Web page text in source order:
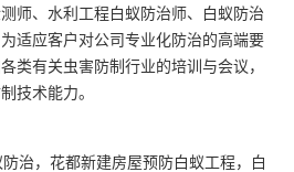
师、水利工程白蚁防治师、白蚁防治
适应客户对公司专业化防治的高端要
类有关虫害防制行业的培训与会议，
技术能力。
治，花都新建房屋预防白蚁工程，白